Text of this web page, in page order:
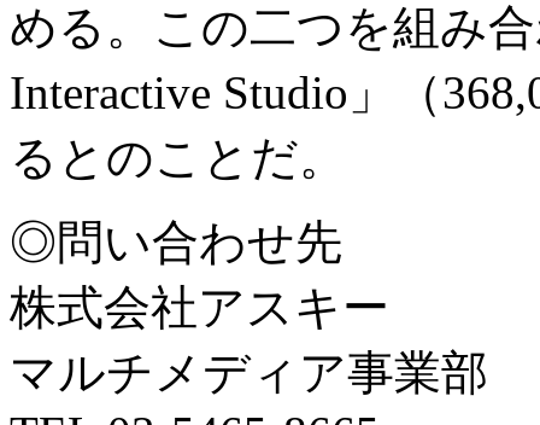
める。この二つを組み
Interactive Studio」（
るとのことだ。
◎問い合わせ先
株式会社アスキー
マルチメディア事業部